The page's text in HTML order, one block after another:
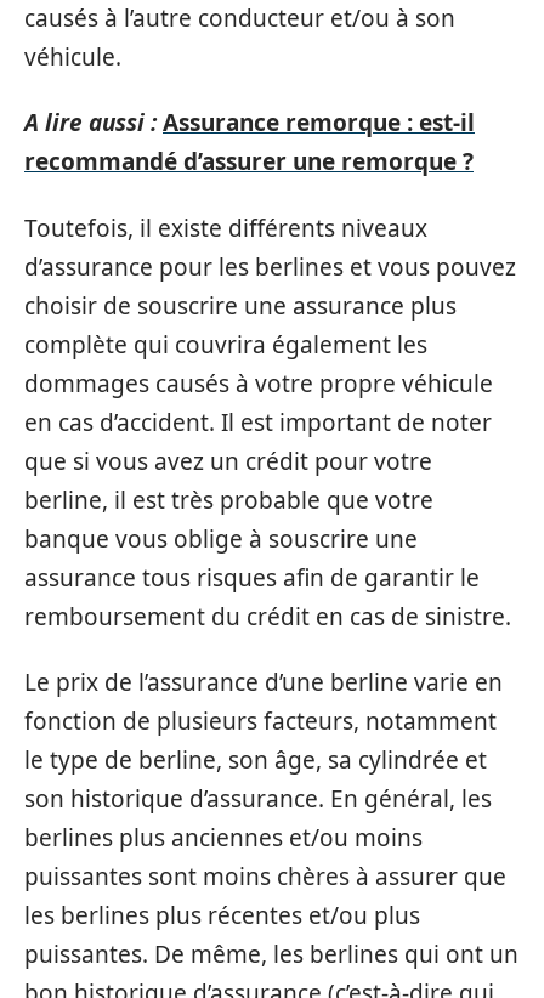
causés à l’autre conducteur et/ou à son
véhicule.
A lire aussi :Assurance remorque : est-il
recommandé d’assurer une remorque ?
Toutefois, il existe différents niveaux
d’assurance pour les berlines et vous pouvez
choisir de souscrire une assurance plus
complète qui couvrira également les
dommages causés à votre propre véhicule
en cas d’accident. Il est important de noter
que si vous avez un crédit pour votre
berline, il est très probable que votre
banque vous oblige à souscrire une
assurance tous risques afin de garantir le
remboursement du crédit en cas de sinistre.
Le prix de l’assurance d’une berline varie en
fonction de plusieurs facteurs, notamment
le type de berline, son âge, sa cylindrée et
son historique d’assurance. En général, les
berlines plus anciennes et/ou moins
puissantes sont moins chères à assurer que
les berlines plus récentes et/ou plus
puissantes. De même, les berlines qui ont un